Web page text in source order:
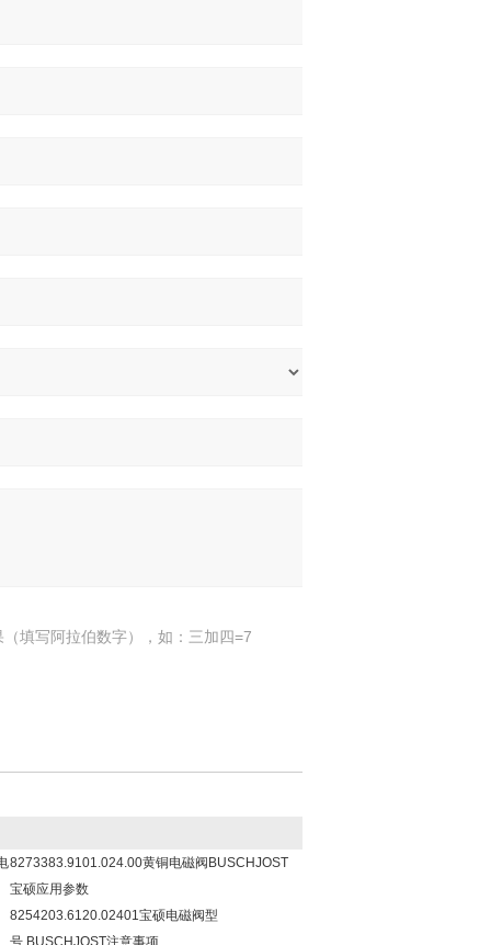
填写阿拉伯数字），如：三加四=7
8273383.9101.024.00黄铜电磁阀BUSCHJOST
宝硕应用参数
8254203.6120.02401宝硕电磁阀型
号,BUSCHJOST注意事项